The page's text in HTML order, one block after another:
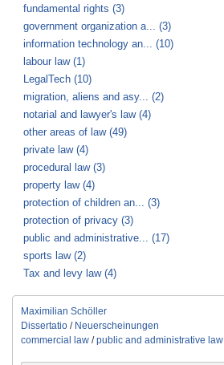
fundamental rights (3)
government organization a... (3)
information technology an... (10)
labour law (1)
LegalTech (10)
migration, aliens and asy... (2)
notarial and lawyer's law (4)
other areas of law (49)
private law (4)
procedural law (3)
property law (4)
protection of children an... (3)
protection of privacy (3)
public and administrative... (17)
sports law (2)
Tax and levy law (4)
Maximilian Schöller
Dissertatio / Neuerscheinungen
commercial law /public and administrative law